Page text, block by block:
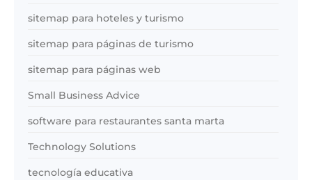
sitemap para hoteles y turismo
sitemap para páginas de turismo
sitemap para páginas web
Small Business Advice
software para restaurantes santa marta
Technology Solutions
tecnología educativa